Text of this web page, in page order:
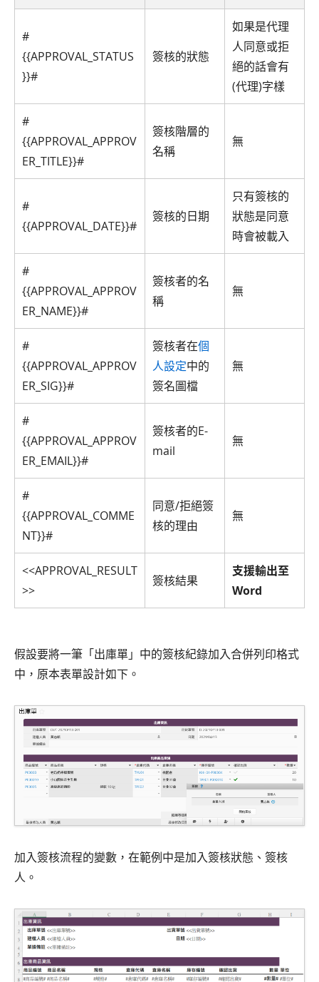
#
{{APPROVAL_STATUS
}}#
簽核的狀態
如果是代理
人同意或拒
絕的話會有
(代理)字樣
#
{{APPROVAL_APPROV
ER_TITLE}}#
簽核階層的
名稱
無
#
{{APPROVAL_DATE}}#
簽核的日期
只有簽核的
狀態是同意
時會被載入
#
{{APPROVAL_APPROV
ER_NAME}}#
簽核者的名
稱
無
#
{{APPROVAL_APPROV
ER_SIG}}#
簽核者在個
人設定中的
簽名圖檔
無
#
{{APPROVAL_APPROV
ER_EMAIL}}#
簽核者的E-
mail
無
#
{{APPROVAL_COMME
NT}}#
同意/拒絕簽
核的理由
無
<<APPROVAL_RESULT
>>
簽核結果
支援輸出至
Word
假設要將一筆「出庫單」中的簽核紀錄加入合併列印格式
中，原本表單設計如下。
加入簽核流程的變數，在範例中是加入簽核狀態、簽核
人。